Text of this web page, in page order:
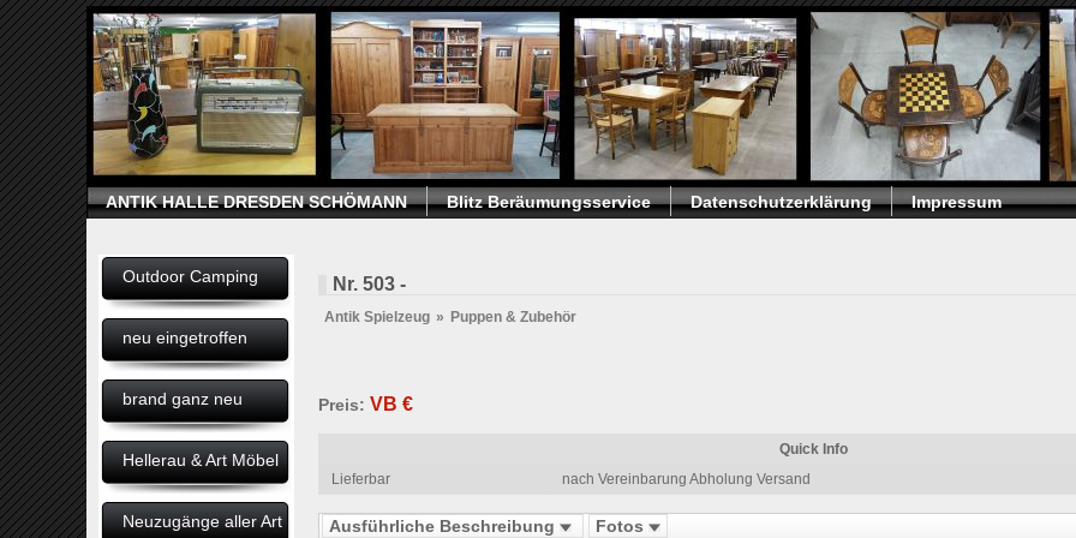
ANTIK HALLE DRESDEN SCHÖMANN Blitz Beräumungsservice Datenschutzerklärung Impressum
Outdoor Camping
neu eingetroffen
brand ganz neu
Hellerau & Art Möbel
Neuzugänge aller Art
Nr. 503 -
Antik Spielzeug » Puppen & Zubehör
Preis: VB €
Quick Info
Lieferbar
nach Vereinbarung Abholung Versand
Ausführliche Beschreibung Fotos